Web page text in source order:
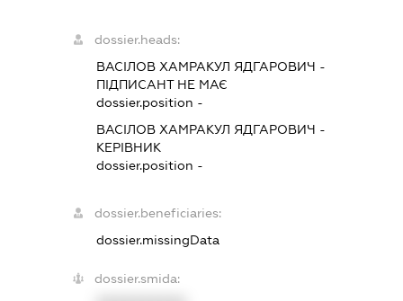
dossier.heads:
ВАСІЛОВ ХАМРАКУЛ ЯДГАРОВИЧ -
ПІДПИСАНТНЕ МАЄ
dossier.position -
ВАСІЛОВ ХАМРАКУЛ ЯДГАРОВИЧ -
КЕРІВНИК
dossier.position -
dossier.beneficiaries:
dossier.missingData
dossier.smida: